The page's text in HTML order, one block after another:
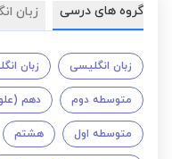
گروه های درسی زبان
زبان انگلیسی زبان
متوسطه دوم دهم
متوسطه اول هشتم